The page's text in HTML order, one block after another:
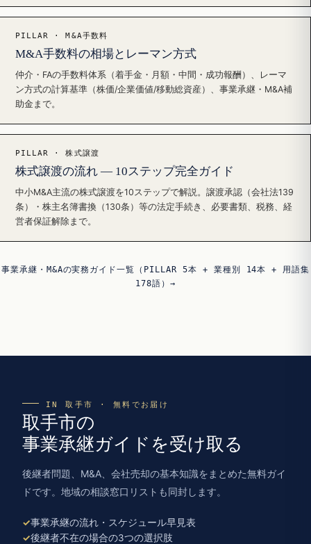
PILLAR · M&A手数料
M&A手数料の相場とレーマン方式
仲介・FAの手数料体系（着手金・月額・中間・成功報酬）、レーマ
ン方式の計算基準（株価/企業価値/移動総資産）、事業承継・M&A補
助金まで。
PILLAR · 株式譲渡
株式譲渡の流れ — 10ステップ完全ガイド
中小M&A主流の株式譲渡を10ステップで解説。譲渡承認（会社法139
条）・株主名簿書換（130条）等の法定手続き、必要書類、税務、経
営者保証解除まで。
事業承継・M&Aの実務ガイド一覧（PILLAR 5本 + 業種別 14本 + 用語集
178語）→
IN 取手市 · 無料でお届け
取手市の
事業承継ガイドを受け取る
後継者問題、M&A、会社売却の基本知識をまとめた無料ガイ
ドです。地域の相談窓口リストも同封します。
事業承継の流れ・スケジュール早見表
後継者不在の場合の3つの選択肢